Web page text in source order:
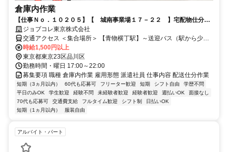
倉庫内作業
【仕事Ｎｏ．１０２０５】【 城南事業場１７－２２ 】宅配物仕分け
作業♪ジョブコレ東京株式会社
交通アクセス ＜集合場所＞ 【青物横丁駅】～送迎バス（駅から少し
離れています）
時給1,500円以上
東京都東京23区品川区
勤務時間・曜日 17:00～22:00
募集要項 職種 倉庫内作業 雇用形態 派遣社員 仕事内容 配送仕分作業
短期（3ヵ月以内） 60代も応募可 フリーター歓迎 短期 シフト自由
学歴不問
平日のみOK
学生歓迎 経験不問 未経験者歓迎 経験者歓迎 週払いOK
面接なし
70代も応募可
交通費支給 フルタイム歓迎 シフト制
日払いOK
短期（1ヵ月以内）
服装自由
アルバイト・パート